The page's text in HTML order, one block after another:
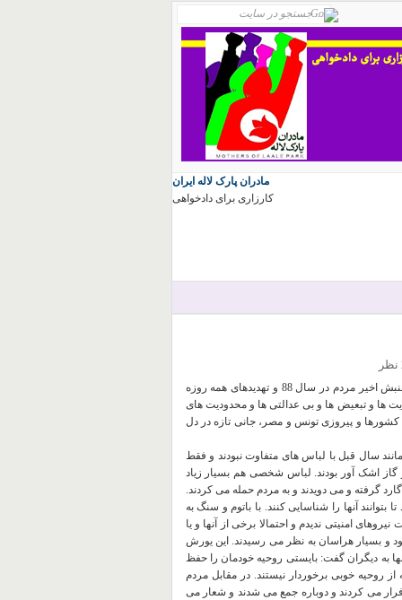
مادران پارک لاله ایران
کارزاری برای دادخواهی
امروز مردم حال و هوایی دیگر داشتند، زیرا علیرغم سرکوب های بسیار جنبش اخیر مردم در سال 88 و تهدیدهای همه روزه
ها و تبعیض ها و بی عدالتی ها و محدودیت های
و پیروزی تونس و مصر، جانی تازه در دل
مانند سال قبل با لباس های متفاوت نبودند و فقط
گاز اشک آور بودند. لباس شخصی هم بسیار زیاد
گرفته و می دویدند و به مردم حمله می کردند.
آنها را شناسایی کنند. با باتوم و سنگ به
امنیتی ندیدم و احتمالا برخی از آنها و یا
و بسیار هراسان به نظر می رسیدند. این یورش
به دیگران گفت: بایستی روحیه خودمان را حفظ
روحیه خوبی برخوردار نیستند. در مقابل مردم
می کردند و دوباره جمع می شدند و شعار می